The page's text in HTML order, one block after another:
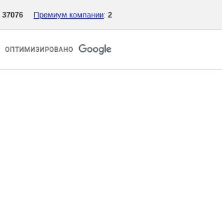
37076 Премиум компании: 2